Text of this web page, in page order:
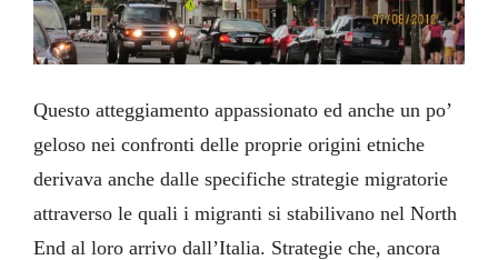
Questo atteggiamento appassionato ed anche un po’
geloso nei confronti delle proprie origini etniche
derivava anche dalle specifiche strategie migratorie
attraverso le quali i migranti si stabilivano nel North
End al loro arrivo dall’Italia. Strategie che, ancora